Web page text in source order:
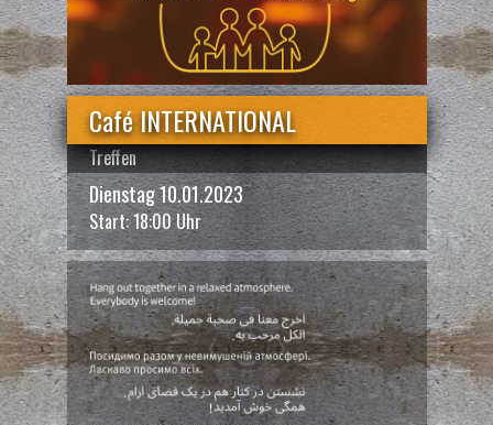
Vermietung
Spenden
Café INTERNATIONAL
Treffen
Dienstag 10.01.2023
Start: 18:00 Uhr